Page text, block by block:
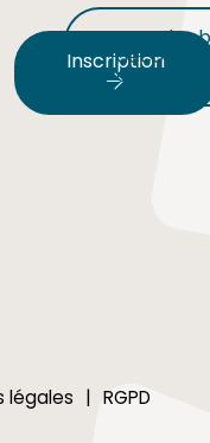
Inscription
Nos plus
légales RGPD